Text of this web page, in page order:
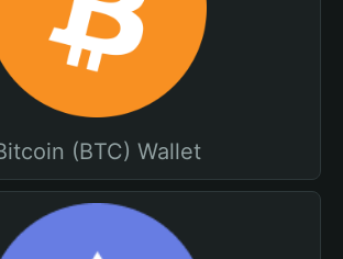
(BTC) Wallet